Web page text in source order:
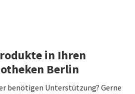
in Ihren
Berlin
benötigen Unterstützung? Gerne